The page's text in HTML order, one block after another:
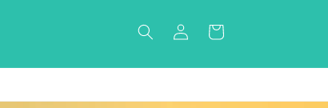
Fazer
login
Carrinho